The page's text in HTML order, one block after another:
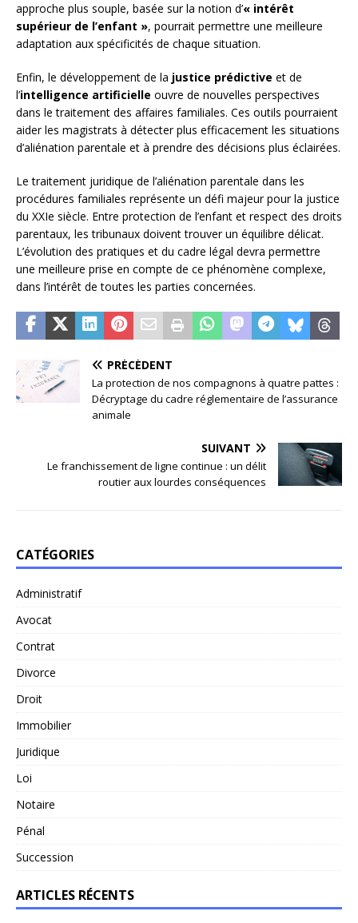
approche plus souple, basée sur la notion d’« intérêt
supérieur de l’enfant », pourrait permettre une meilleure
adaptation aux spécificités de chaque situation.
Enfin, le développement de la justice prédictive et de
l’intelligence artificielle ouvre de nouvelles perspectives
dans le traitement des affaires familiales. Ces outils pourraient
aider les magistrats à détecter plus efficacement les situations
d’aliénation parentale et à prendre des décisions plus éclairées.
Le traitement juridique de l’aliénation parentale dans les
procédures familiales représente un défi majeur pour la justice
du XXIe siècle. Entre protection de l’enfant et respect des droits
parentaux, les tribunaux doivent trouver un équilibre délicat.
L’évolution des pratiques et du cadre légal devra permettre
une meilleure prise en compte de ce phénomène complexe,
dans l’intérêt de toutes les parties concernées.
PRÉCÉDENT
La protection de nos compagnons à quatre pattes :
Décryptage du cadre réglementaire de l’assurance
animale
SUIVANT
Le franchissement de ligne continue : un délit
routier aux lourdes conséquences
CATÉGORIES
Administratif
Avocat
Contrat
Divorce
Droit
Immobilier
Juridique
Loi
Notaire
Pénal
Succession
ARTICLES RÉCENTS